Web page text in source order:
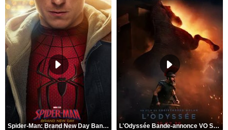
Spider-Man: Brand New Day Bande-annonce VO STFR L'Odyssée Bande-annonce VO STFR